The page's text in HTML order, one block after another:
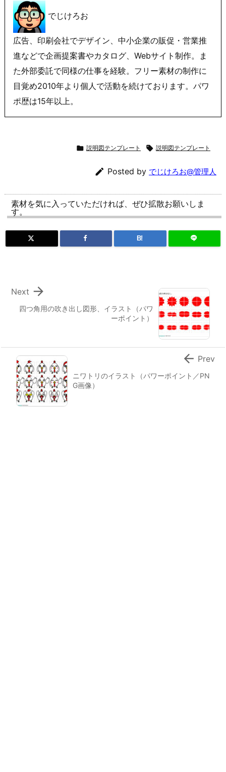
でじけろお
広告、印刷会社でデザイン、中小企業の販促・営業推
進などで企画提案書やカタログ、Webサイト制作。ま
た外部委託で同様の仕事を経験。フリー素材の制作に
目覚め2010年より個人で活動を続けております。パワ
ポ歴は15年以上。
 説明図テンプレート  説明図テンプレート
 Posted by でじけろお@管理人
素材を気に入っていただければ、ぜひ拡散お願いしま
す。
B!
四つ角用の吹き出し図形、イラスト（パワ
ーポイント）

Next
ニワトリのイラスト（パワーポイント／PN
G画像）
 Prev